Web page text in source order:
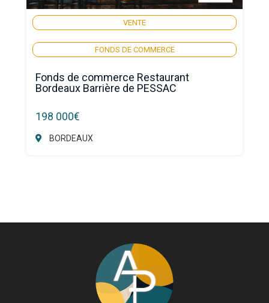
VENTE
FONDS DE COMMERCE
Fonds de commerce Restaurant
Bordeaux Barrière de PESSAC
198 000€
BORDEAUX